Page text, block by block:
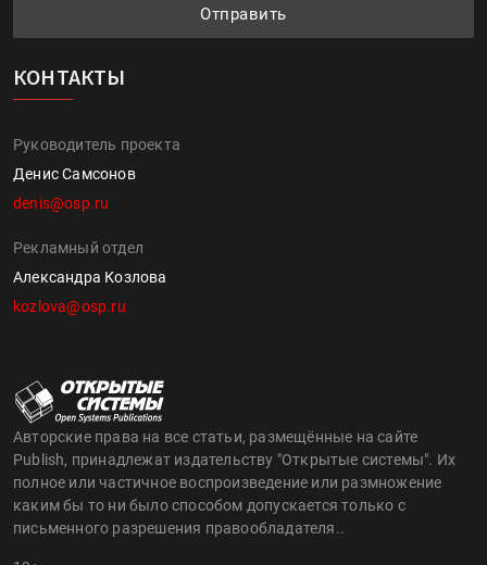
Отправить
КОНТАКТЫ
Руководитель проекта
Денис Самсонов
denis@osp.ru
Рекламный отдел
Александра Козлова
kozlova@osp.ru
Авторские права на все статьи, размещённые на сайте
Publish, принадлежат издательству "Открытые системы". Их
полное или частичное воспроизведение или размножение
каким бы то ни было способом допускается только с
письменного разрешения правообладателя..